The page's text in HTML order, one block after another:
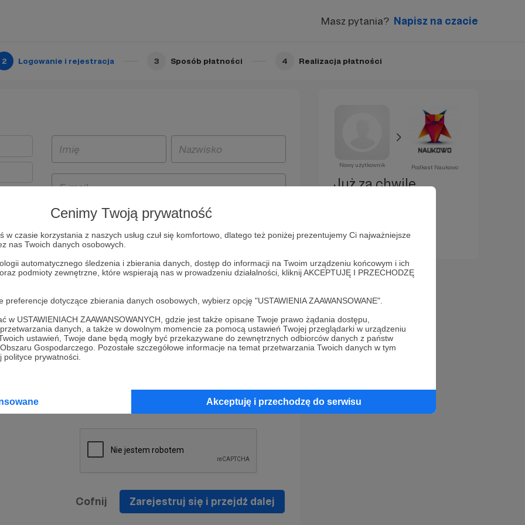
Cenimy Twoją prywatność
w czasie korzystania z naszych usług czuł się komfortowo, dlatego też poniżej prezentujemy Ci najważniejsze
nas Twoich danych osobowych.
automatycznego śledzenia i zbierania danych, dostęp do informacji na Twoim urządzeniu końcowym i ich
podmioty zewnętrzne, które wspierają nas w prowadzeniu działalności, kliknij AKCEPTUJĘ I PRZECHODZĘ
dotyczące zbierania danych osobowych, wybierz opcję "USTAWIENIA ZAAWANSOWANE".
w USTAWIENIACH ZAAWANSOWANYCH, gdzie jest także opisane Twoje prawo żądania dostępu,
danych, a także w dowolnym momencie za pomocą ustawień Twojej przeglądarki w urządzeniu
ustawień, Twoje dane będą mogły być przekazywane do zewnętrznych odbiorców danych z państw
Gospodarczego. Pozostałe szczegółowe informacje na temat przetwarzania Twoich danych w tym
prywatności.
Akceptuję i przechodzę do serwisu
Masz pytania? Napisz na czacie
2 Logowanie i rejestracja 3 Sposób płatności 4 Realizacja płatności
i
będą
z
prawo
na
Politykę Prywatności
* Wyrażam zgodę na przetwarzanie moich danych
osobowych podanych w formularzu rejestracyjnym w celu
prawidłowego świadczenia usług serwisu Patronite.
informacji handlowych - newslettera. Opcja ta może zostać
Cofnij Zarejestruj się i przejdź dalej
Nowy użytkownik Podkast Naukowo
Już za chwilę